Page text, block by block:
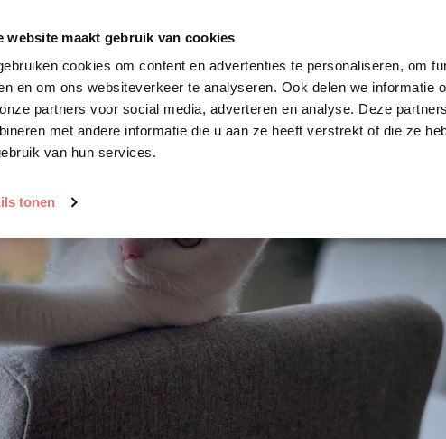
website maakt gebruik van cookies
cookies om content en advertenties te personaliseren, om
en om ons websiteverkeer te analyseren. Ook delen we informatie
partners voor social media, adverteren en analyse. Deze
met andere informatie die u aan ze heeft verstrekt of die ze
van hun services.
tonen
Plaats huisdier Hoe werkt het?